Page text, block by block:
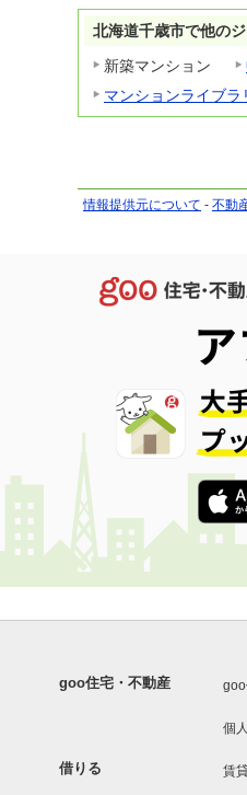
北海道千歳市で他の
新築マンション
マンションライブラ
情報提供元について - 不動
goo住宅・不動産
個
借りる 賃